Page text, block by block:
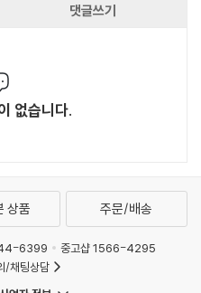
댓글쓰기
없습니다.
상품 주문/배송
6399
중고샵 1566-4295
/채팅상담